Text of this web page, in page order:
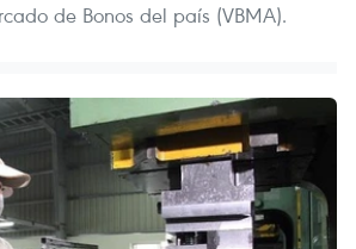
de Bonos del país (VBMA).